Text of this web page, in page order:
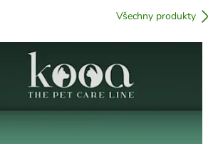
Všechny produkty